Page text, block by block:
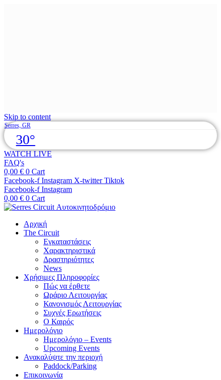
Skip to content
Serres, GR
30°
WATCH LIVE
FAQ's
0,00 € 0 Cart
Facebook-f Instagram X-twitter Tiktok
Facebook-f Instagram
0,00 € 0 Cart
Αρχική
The Circuit
Εγκαταστάσεις
Χαρακτηριστικά
Δραστηριότητες
News
Χρήσιμες Πληροφορίες
Πώς να έρθετε
Ωράριο Λειτουργίας
Κανονισμός Λειτουργίας
Συχνές Ερωτήσεις
Ο Καιρός
Ημερολόγιο
Ημερολόγιο – Events
Upcoming Events
Ανακαλύψτε την περιοχή
Paddock/Parking
Επικοινωνία